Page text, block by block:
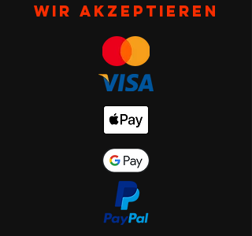
Wir akzeptieren